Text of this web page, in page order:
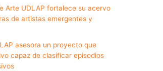
Arte UDLAP fortalece su acervo
de artistas emergentes y
asesora un proyecto que
capaz de clasificar episodios